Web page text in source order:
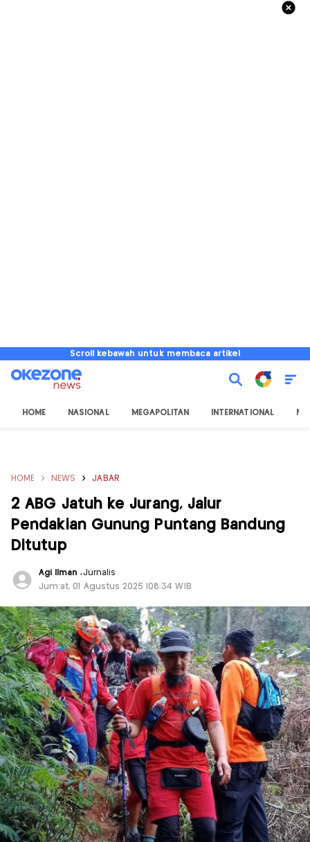
Scroll kebawah untuk membaca artikel
HOME NASIONAL MEGAPOLITAN INTERNATIONAL
HOME NEWS JABAR
2 ABG Jatuh ke Jurang, Jalur
Pendakian Gunung Puntang Bandung
Ditutup
Agi Ilman,Jurnalis
Jum'at, 01 Agustus 2025 |08:34 WIB